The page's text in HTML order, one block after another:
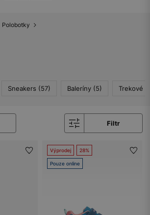
Polobotky
Sneakers (57) Baleríny (5) Trekové
Filtr
Výprodej 28%
Pouze online